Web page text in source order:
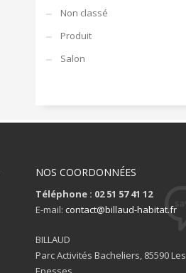
Non classé
Produit
Salon
NOS COORDONNÉES
Téléphone : 02 51 57 41 12
E-mail: contact@billaud-habitat.fr
BILLAUD
Parc Activités Bacheliers, 85590 Les